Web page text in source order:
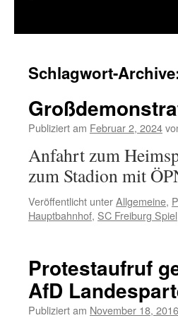
Schlagwort-
Publiziert am Februar 2, 2024
Anfahrt zum
zum Stadion mit
Veröffentlicht unterAllgemeine,
Hauptbahnhof, SC Freiburg Spiel
Protestaufruf
AfD
Publiziert am November 18, 2016